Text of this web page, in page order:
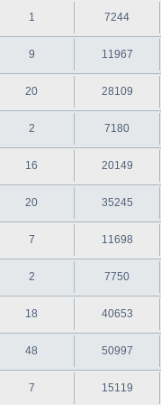
1 7244
9 11967
20 28109
2 7180
16 20149
20 35245
7 11698
2 7750
18 40653
48 50997
7 15119